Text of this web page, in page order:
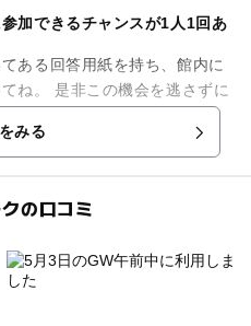
加できるチャンスが1人1回あ
ある回答用紙を持ち、館内に
ね。 是非この機会を逃さずに
回変更あるのでそれぞれ正解
みる
の口コミ